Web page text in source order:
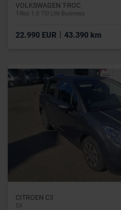
VOLKSWAGEN T-ROC
T-Roc 1.0 TSI Life Business
22.990 EUR 43.390 km
CITROEN C3
SX